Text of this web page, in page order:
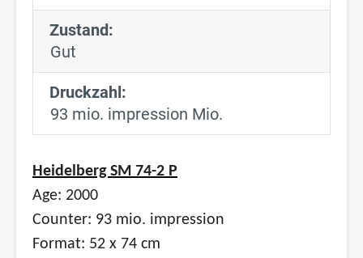
Zustand:
Gut
Druckzahl:
93 mio. impression Mio.
Heidelberg SM 74-2 P
Age: 2000
Counter: 93 mio. impression
Format: 52 x 74 cm